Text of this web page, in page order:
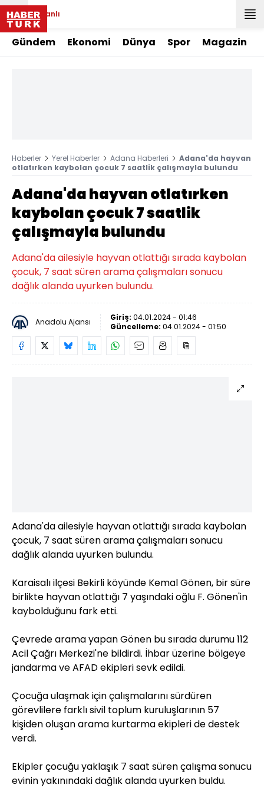
Canlı
Gündem Ekonomi Dünya Spor Magazin
Haberler Yerel Haberler Adana Haberleri
Adana'da hayvan
otlatırken kaybolan çocuk 7 saatlik çalışmayla bulundu
Adana'da hayvan otlatırken
kaybolan çocuk 7 saatlik
çalışmayla bulundu
Adana'da ailesiyle hayvan otlattığı sırada kaybolan
çocuk, 7 saat süren arama çalışmaları sonucu
dağlık alanda uyurken bulundu.
Anadolu Ajansı Giriş: 04.01.2024 - 01:46
Güncelleme: 04.01.2024 - 01:50
Adana'da ailesiyle hayvan otlattığı sırada kaybolan
çocuk, 7 saat süren arama çalışmaları sonucu
dağlık alanda uyurken bulundu.
Karaisalı ilçesi Bekirli köyünde Kemal Gönen, bir süre
birlikte hayvan otlattığı 7 yaşındaki oğlu F. Gönen'in
kaybolduğunu fark etti.
Çevrede arama yapan Gönen bu sırada durumu 112
Acil Çağrı Merkezi'ne bildirdi. İhbar üzerine bölgeye
jandarma ve AFAD ekipleri sevk edildi.
Çocuğa ulaşmak için çalışmalarını sürdüren
görevlilere farklı sivil toplum kuruluşlarının 57
kişiden oluşan arama kurtarma ekipleri de destek
verdi.
Ekipler çocuğu yaklaşık 7 saat süren çalışma sonucu
evinin yakınındaki dağlık alanda uyurken buldu.